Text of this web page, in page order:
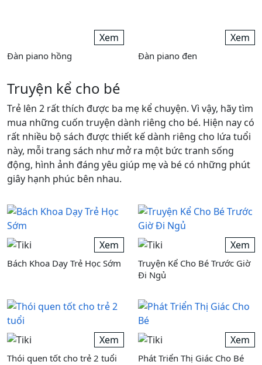
Đàn piano vàng hồng
Xem
Đàn piano hồng
Xem
Đàn piano đen
Truyện kể cho bé
Trẻ lên 2 rất thích được ba mẹ kể chuyện. Vì vậy, hãy tìm
rất nhiều bộ sách được thiết kế dành riêng cho lứa tuổi
này, mỗi trang sách như mở ra một bức tranh sống